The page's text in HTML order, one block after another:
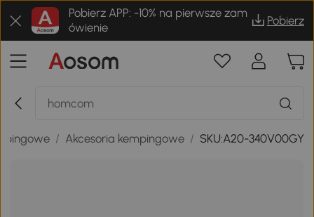
Pobierz APP: -10% na pierwsze zam
ówienie
Pobierz
/ Akcesoria kempingowe / SKU:A20-340V00GY